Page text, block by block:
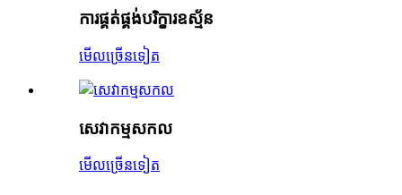
ការផ្គត់ផ្គង់បរិក្ខារឧស្ម័ន
មើល​ច្រើន​ទៀត
សេវាកម្មសកល
មើល​ច្រើន​ទៀត